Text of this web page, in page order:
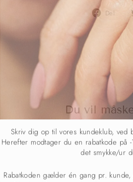
Del
Del
på
Du vil
Skriv dig op til vores kundeklub, ved
Herefter modtager du en rabatkode på
det smykke/ur
Rabatkoden gælder én gang pr.